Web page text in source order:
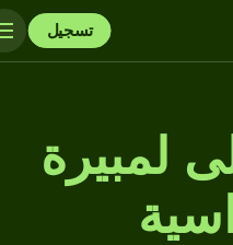
تسجيل
لمبيرة